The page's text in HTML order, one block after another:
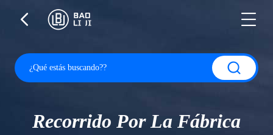
Recorrido Por La Fábrica